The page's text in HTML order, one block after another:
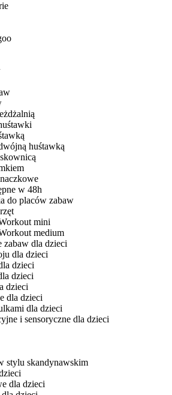
huśtawką
w 48h
do placów zabaw
mini
medium
zabaw dla dzieci
dla dzieci
dzieci
dzieci
dzieci
dla dzieci
dla dzieci
i sensoryczne dla dzieci
stylu skandynawskim
dla dzieci